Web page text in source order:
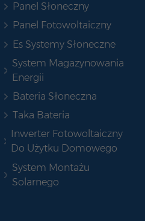
Panel Słoneczny
Panel Fotowoltaiczny
Es Systemy Słoneczne
System Magazynowania
Energii
Bateria Słoneczna
Taka Bateria
Inwerter Fotowoltaiczny
Do Użytku Domowego
System Montażu
Solarnego